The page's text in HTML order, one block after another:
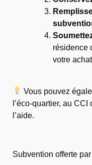
résidence
votre
Vous pouvez
l’éco‑quartier, au
l’aide.
Subvention offerte par